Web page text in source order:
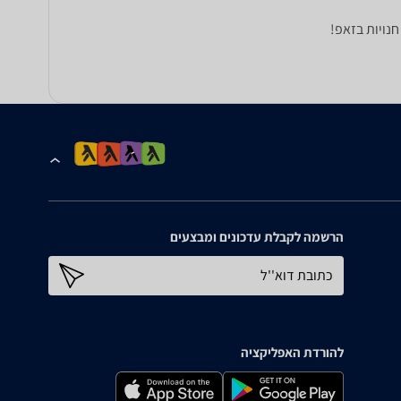
בזאפ!
הרשמה לקבלת עדכונים ומבצעים
כתובת דוא''ל
להורדת האפליקציה